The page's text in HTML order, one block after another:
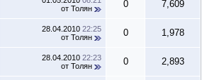
от Толян 0 7,609
28.04.2010 22:25
от Толян 0 1,978
28.04.2010 22:23
от Толян 0 2,893